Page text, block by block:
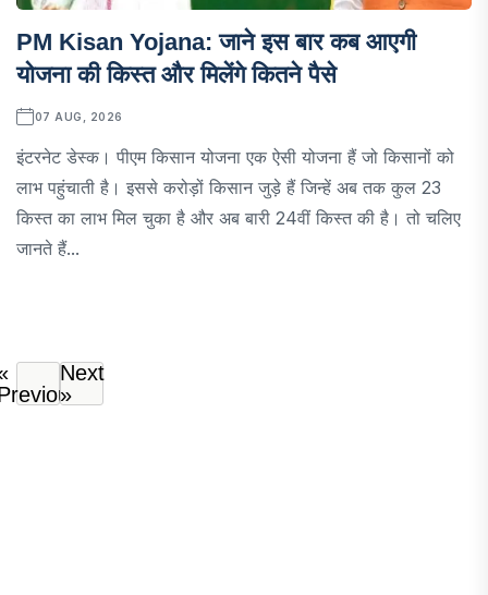
PM Kisan Yojana: जाने इस बार कब आएगी
योजना की किस्त और मिलेंगे कितने पैसे
07 AUG, 2026
इंटरनेट डेस्क। पीएम किसान योजना एक ऐसी योजना हैं जो किसानों को
लाभ पहुंचाती है। इससे करोड़ों किसान जुड़े हैं जिन्हें अब तक कुल 23
किस्त का लाभ मिल चुका है और अब बारी 24वीं किस्त की है। तो चलिए
जानते हैं...
Next
»